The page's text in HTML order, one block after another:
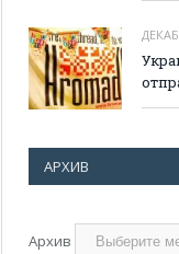
АРХИВ
Архив